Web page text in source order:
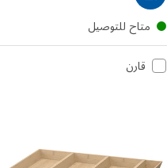
متاح للتوصيل
قارن